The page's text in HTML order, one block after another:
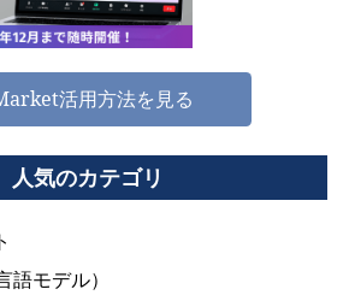
活用方法を見る
人気のカテゴリ
モデル）